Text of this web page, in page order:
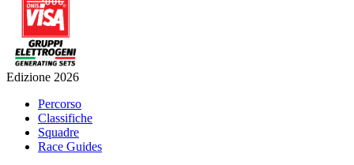
Edizione 2026
Percorso
Classifiche
Squadre
Race Guides